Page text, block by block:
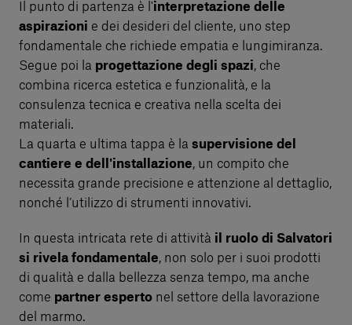
Il punto di partenza è l'interpretazione delle
aspirazioni e dei desideri del cliente, uno step
fondamentale che richiede empatia e lungimiranza.
Segue poi la progettazione degli spazi, che
combina ricerca estetica e funzionalità, e la
consulenza tecnica e creativa nella scelta dei
materiali.
La quarta e ultima tappa è la supervisione del
cantiere e dell'installazione, un compito che
necessita grande precisione e attenzione al dettaglio,
nonché l’utilizzo di strumenti innovativi.
In questa intricata rete di attività il ruolo di Salvatori
si rivela fondamentale, non solo per i suoi prodotti
di qualità e dalla bellezza senza tempo, ma anche
come partner esperto nel settore della lavorazione
del marmo.